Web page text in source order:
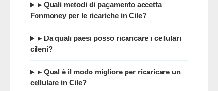
▸ Quali metodi di pagamento accetta
Fonmoney per le ricariche in Cile?
▸ Da quali paesi posso ricaricare i cellulari
cileni?
▸ Qual è il modo migliore per ricaricare un
cellulare in Cile?